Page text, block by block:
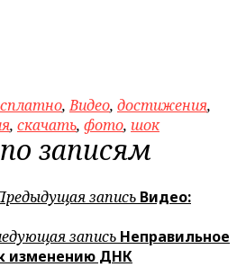
,Видео, достижения,
, скачать, фото, шок
записям
запись Видео:
запись Неправильное
изменению ДНК